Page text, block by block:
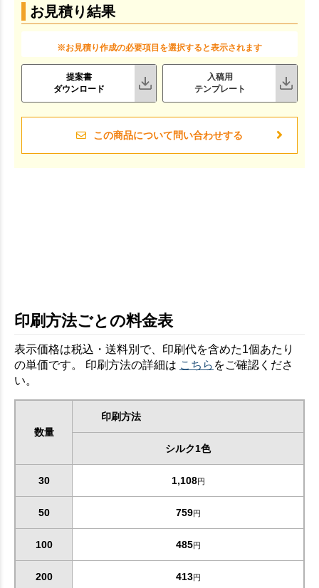
お見積り結果
※お見積り作成の必要項目を選択すると表示されます
提案書
ダウンロード
入稿用
テンプレート
この商品について問い合わせする
印刷方法ごとの料金表
表示価格は税込・送料別で、印刷代を含めた1個あたり
の単価です。 印刷方法の詳細は こちら をご確認くださ
い。
数量
印刷方法
シルク1色
30 1,108円
50 759円
100 485円
200 413円